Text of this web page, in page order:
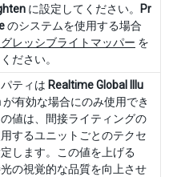
に設定してください。
Pr
のシステムを使用する場合
レッシブライトマッパー を
ださい。
ティは Realtime Global Illu
が有効な場合にのみ使用でき
値は、間接ライティングの
するユニットごとのテクセ
します。この値を上げる
の視覚的な品質を向上させ